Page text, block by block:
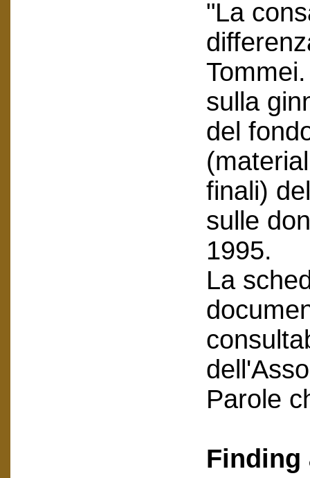
"La
sulla
del
finali)
sulle
1995.
La
Parole
Finding